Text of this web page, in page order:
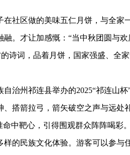
区做的美味五仁月饼，与全家
。才让加感慨：“当中秋团圆与
诗词，品着月饼，国家强盛、全
州祁连县举办的2025“祁连山杯
搭箭拉弓，箭矢破空之声与远处
靶心，引得围观群众阵阵喝彩。
民族文化体验。游客可以参与